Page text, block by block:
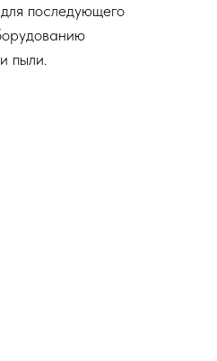
последующего
пыли.